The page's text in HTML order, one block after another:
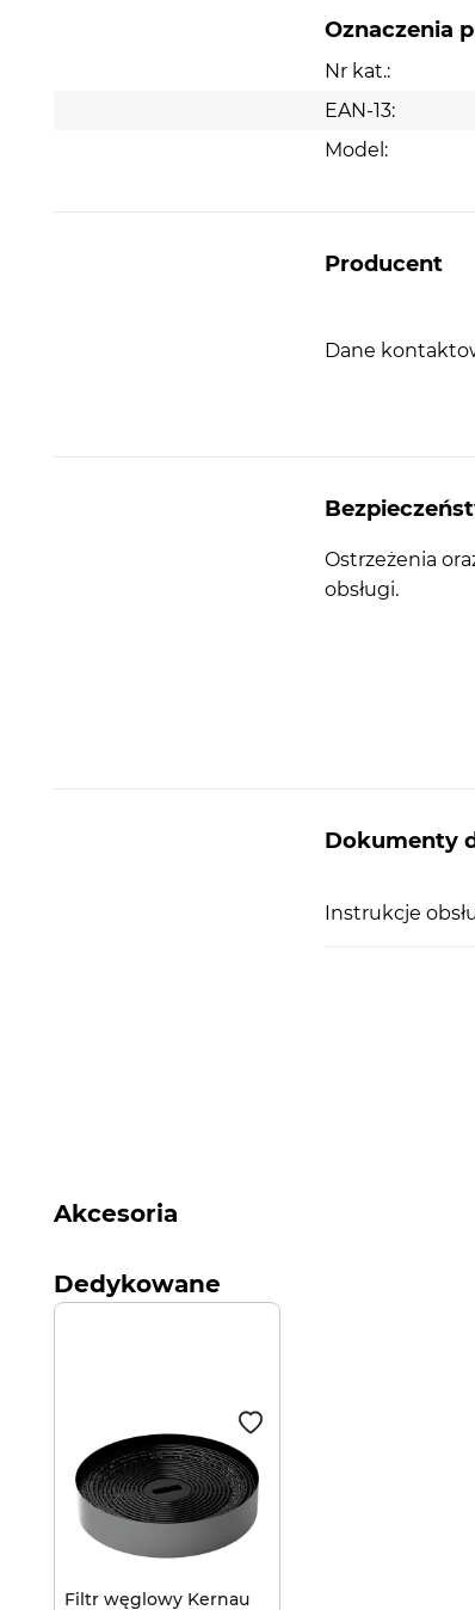
Oznaczenia
Nr kat.:
EAN-13:
Model:
Producent
Dane
Ostrzeżenia
obsługi.
Dokumenty
Instrukcje
Akcesoria
Dedykowane
Filtr węglowy Kernau